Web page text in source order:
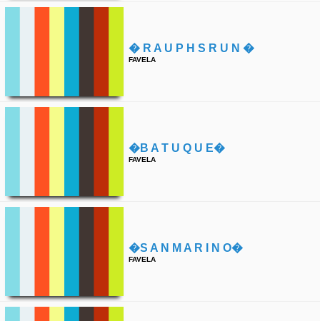
� R A U P H S R U N �
FAVELA
�b A T U Q U E�
FAVELA
�s A N M A R I N O�
FAVELA